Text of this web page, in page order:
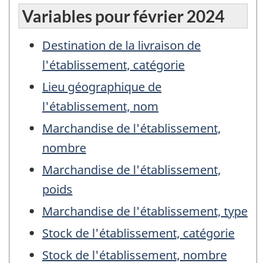
Variables pour février 2024
Destination de la livraison de
l'établissement, catégorie
Lieu géographique de
l'établissement, nom
Marchandise de l'établissement,
nombre
Marchandise de l'établissement,
poids
Marchandise de l'établissement, type
Stock de l'établissement, catégorie
Stock de l'établissement, nombre